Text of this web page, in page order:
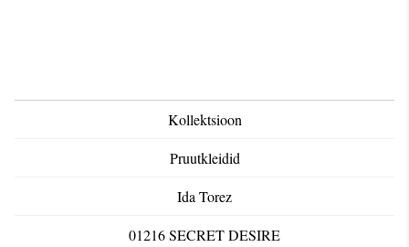
Kollektsioon
Pruutkleidid
Ida Torez
01216 SECRET DESIRE